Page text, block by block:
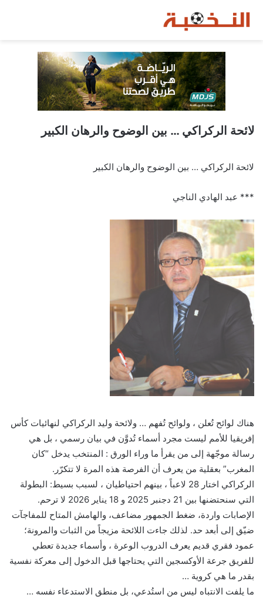
لائحة الركراكي … بين الوضوح والرهان الكبير
لائحة الركراكي … بين الوضوح والرهان الكبير
*** عبد الهادي الناجي
هناك لوائح تُعلن ، ولوائح تُفهم … ولائحة وليد الركراكي لنهائيات كأس
إفريقيا للأمم ليست مجرد أسماء تُدوَّن في بيان رسمي ، بل هي
رسالة موجّهة إلى من يقرأ ما وراء الورق : المنتخب يدخل “كان
المغرب” بعقلية من يعرف أن الفرصة هذه المرة لا تتكرّر.
الركراكي اختار 28 لاعباً ، بينهم احتياطيان ، لسبب بسيط: البطولة
التي سنحتضنها بين 21 دجنبر 2025 و 18 يناير 2026 لا ترحم.
الإصابات واردة، ضغط الجمهور مضاعف، والهامش المتاح للمفاجآت
ضيّق إلى أبعد حد. لذلك جاءت اللائحة مزيجاً من الثبات والمرونة؛
عمود فقري قديم يعرف الدروب الوعرة ، وأسماء جديدة تعطي
للفريق جرعة الأوكسجين التي يحتاجها قبل الدخول إلى معركة نفسية
بقدر ما هي كروية …
ما يلفت الانتباه ليس من استُدعي، بل منطق الاستدعاء نفسه …